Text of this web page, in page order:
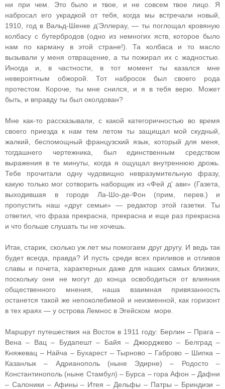
ни при чем. Это было и твое, и не совсем твое лицо. Я
набросал его украдкой от тебя, когда мы встречали новый,
1910, год в Вальд-Шенке д'Эллерау, — ты поглощал кровяную
колбасу с бутербродов (одно из немногих яств, которое было
нам по карману в этой стране!). Та колбаса и то масло
вызывали у меня отвращение, а ты пожирал их с жадностью.
Иногда и, в частности, в тот момент ты казался мне
невероятным обжорой. Тот набросок был своего рода
протестом. Короче, ты мне снился, и я в тебя верю. Может
быть, и вправду ты был околдован?
Мне как-то рассказывали, с какой категоричностью во время
своего приезда к нам тем летом ты защищал мой скудный,
жалкий, беспомощный французский язык, который для меня,
тогдашнего чертежника, был единственным средством
выражения в те минуты, когда я ощущал внутреннюю дрожь.
Тебе прочитали одну чудовищно невразумительную фразу,
какую только мог сотворить наборщик из «Фей д' ави» (Газета,
выходившая в городе Ла-Шо-де-Фон (прим, перев.) и
пропустить наш «друг семьи» — редактор этой газетки. Ты
ответил, что фраза прекрасна, прекрасна и еще раз прекрасна
и что больше слушать ты не хочешь.
Итак, старик, сколько уж лет мы помогаем друг другу. И ведь так
будет всегда, правда? И пусть среди всех приливов и отливов
славы и почета, характерных даже для наших самых близких,
поскольку они не могут до конца освободиться от влияния
общественного мнения, наша взаимная привязанность
останется такой же непоколебимой и неизменной, как горизонт
в тех краях — у острова Лемнос в Эгейском море.
Маршрут путешествия на Восток в 1911 году: Берлин – Прага –
Вена – Вац – Будапешт – Байя – Джюрджево – Белград –
Княжевац – Найча – Бухарест – Тырново – Габрово – Шипка –
Казанлык – Адрианополь (ныне Эдирне) – Родосто –
Константинополь (ныне Стамбул) – Бурса – гора Афон – Дафни
– Салоники – Афины – Итея – Дельфы – Патры – Бриндизи –